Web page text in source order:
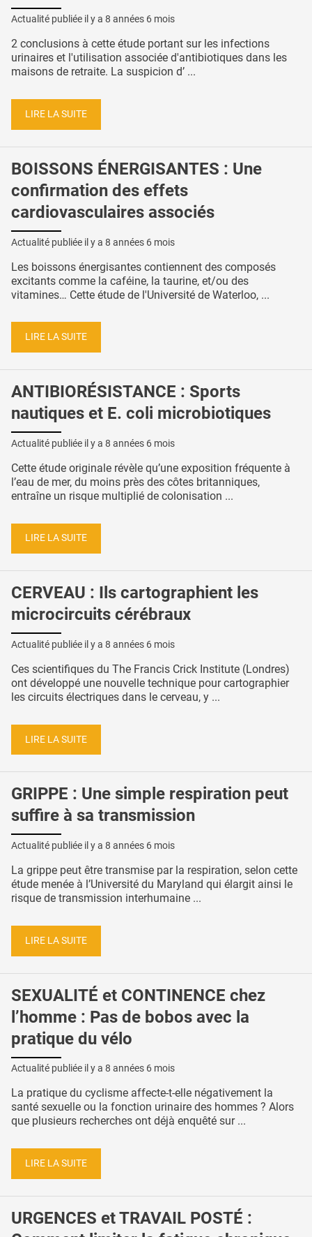
Actualité publiée il y a 8 années 6 mois
2 conclusions à cette étude portant sur les infections
urinaires et l'utilisation associée d'antibiotiques dans les
maisons de retraite. La suspicion d’ ...
LIRE LA SUITE
BOISSONS ÉNERGISANTES : Une
confirmation des effets
cardiovasculaires associés
Actualité publiée il y a 8 années 6 mois
Les boissons énergisantes contiennent des composés
excitants comme la caféine, la taurine, et/ou des
vitamines… Cette étude de l'Université de Waterloo, ...
LIRE LA SUITE
ANTIBIORÉSISTANCE : Sports
nautiques et E. coli microbiotiques
Actualité publiée il y a 8 années 6 mois
Cette étude originale révèle qu’une exposition fréquente à
l’eau de mer, du moins près des côtes britanniques,
entraîne un risque multiplié de colonisation ...
LIRE LA SUITE
CERVEAU : Ils cartographient les
microcircuits cérébraux
Actualité publiée il y a 8 années 6 mois
Ces scientifiques du The Francis Crick Institute (Londres)
ont développé une nouvelle technique pour cartographier
les circuits électriques dans le cerveau, y ...
LIRE LA SUITE
GRIPPE : Une simple respiration peut
suffire à sa transmission
Actualité publiée il y a 8 années 6 mois
La grippe peut être transmise par la respiration, selon cette
étude menée à l’Université du Maryland qui élargit ainsi le
risque de transmission interhumaine ...
LIRE LA SUITE
SEXUALITÉ et CONTINENCE chez
l’homme : Pas de bobos avec la
pratique du vélo
Actualité publiée il y a 8 années 6 mois
La pratique du cyclisme affecte-t-elle négativement la
santé sexuelle ou la fonction urinaire des hommes ? Alors
que plusieurs recherches ont déjà enquêté sur ...
LIRE LA SUITE
URGENCES et TRAVAIL POSTÉ :